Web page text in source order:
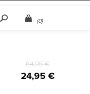
(0)
64,95 €
24,95 €